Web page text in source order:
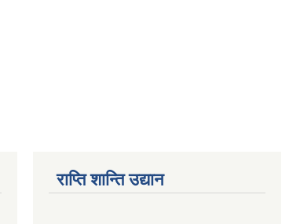
राप्ति शान्ति उद्यान